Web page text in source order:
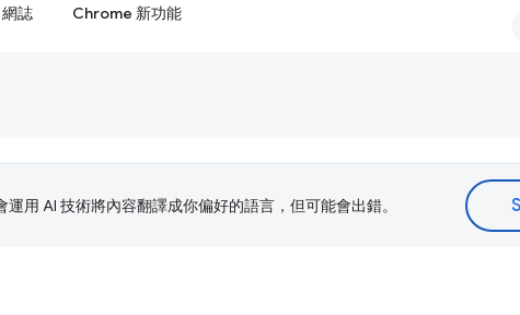
網誌 Chrome 新功能
運用 AI 技術將內容翻譯成你偏好的語言，但可能會出錯。